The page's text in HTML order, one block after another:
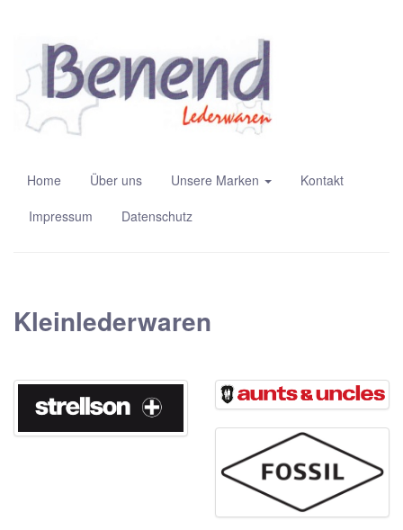
Home Über uns Unsere Marken
Kontakt
Impressum
Datenschutz
Kleinlederwaren